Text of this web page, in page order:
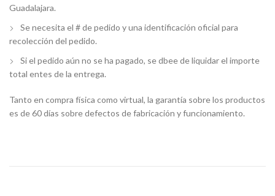
Guadalajara.
Se necesita el # de pedido y una identificación oficial para
recolección del pedido.
Si el pedido aún no se ha pagado, se dbee de liquidar el importe
total entes de la entrega.
Tanto en compra física como virtual, la garantía sobre los productos
es de 60 días sobre defectos de fabricación y funcionamiento.